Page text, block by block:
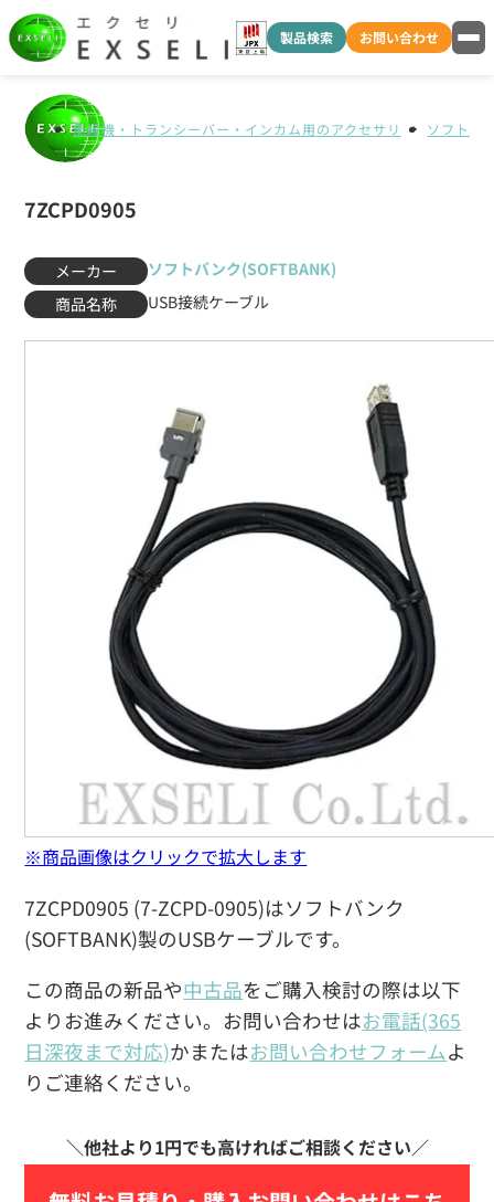
製品検索 お問い合わせ
無線機・トランシーバー・インカム用のアクセサリ ソフトバ
7ZCPD0905
メーカー
ソフトバンク(SOFTBANK)
商品名称
USB接続ケーブル
7ZCPD0905 (7-ZCPD-0905)はソフトバンク
(SOFTBANK)製のUSBケーブルです。
この商品の新品や中古品をご購入検討の際は以下
よりお進みください。お問い合わせはお電話(365
日深夜まで対応)かまたはお問い合わせフォームよ
りご連絡ください。
※商品画像はクリックで拡大します